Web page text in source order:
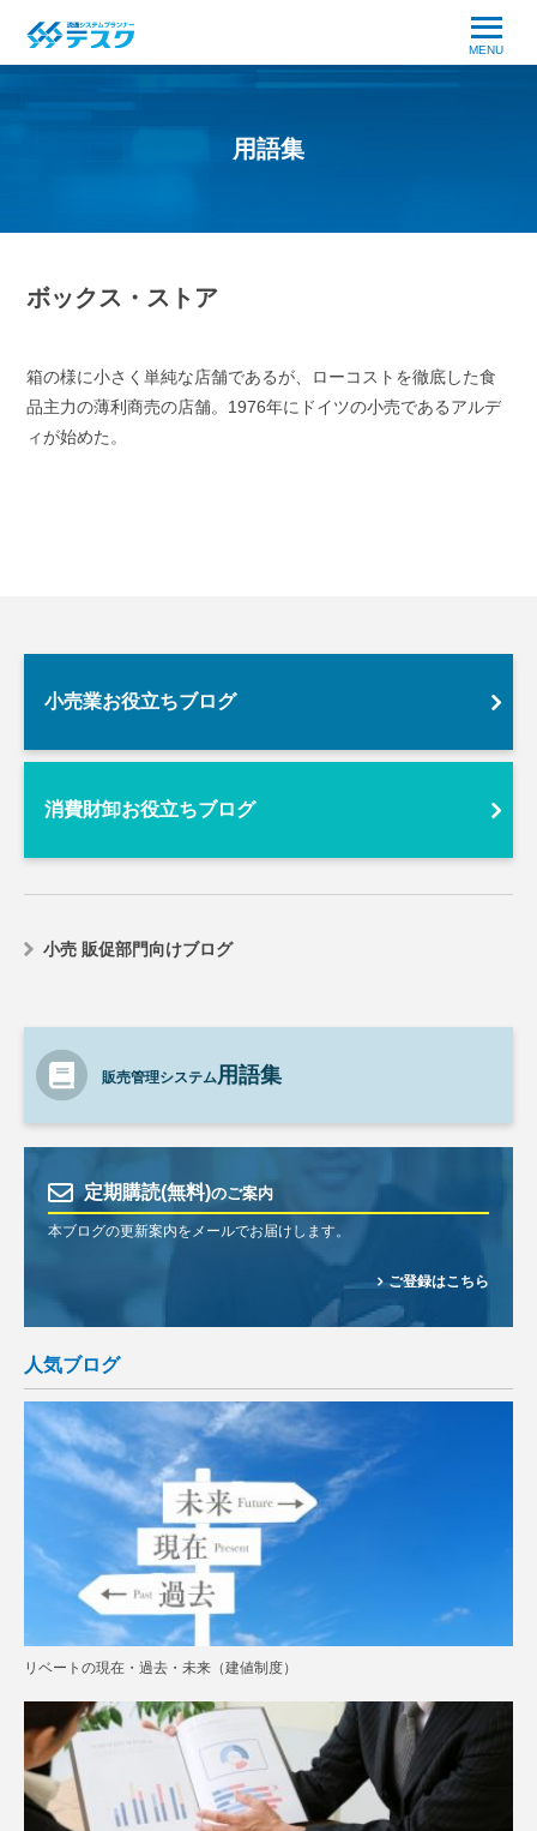
MENU
用語集
ボックス・ストア
箱の様に小さく単純な店舗であるが、ローコストを徹底した食
品主力の薄利商売の店舗。1976年にドイツの小売であるアルデ
ィが始めた。
小売業お役立ちブログ
消費財卸お役立ちブログ
小売 販促部門向けブログ
販売管理システム用語集
定期購読(無料)のご案内
本ブログの更新案内をメールでお届けします。
ご登録はこちら
人気ブログ
リベートの現在・過去・未来（建値制度）